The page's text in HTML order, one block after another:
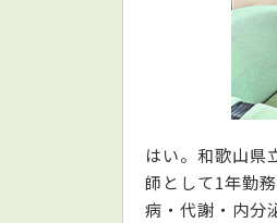
はい。和歌山県
師として1年勤
病・代謝・内分